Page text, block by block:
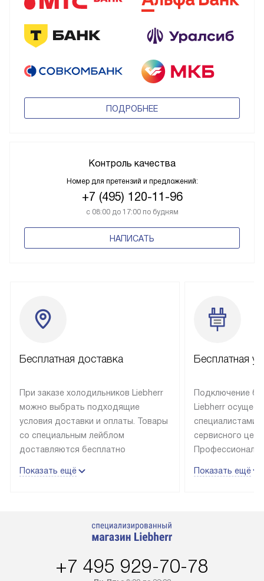
ПОДРОБНЕЕ
Контроль качества
Номер для претензий и предложений:
+7 (495) 120-11-96
с 08:00 до 17:00 по будням
НАПИСАТЬ
Бесплатная доставка
При заказе холодильников Liebherr
можно выбрать подходящие
условия доставки и оплаты. Товары
со специальным лейблом
доставляются бесплатно
до подъезда, выезд за МКАД
в течение трех дней. Доставка
регионы осуществляется через
Показать ещё
Бесплатная
Подключение
Liebherr
специалистами
сервисного
эксплуатации
Стоимость
Показать ещё
+7 495 929-70-78